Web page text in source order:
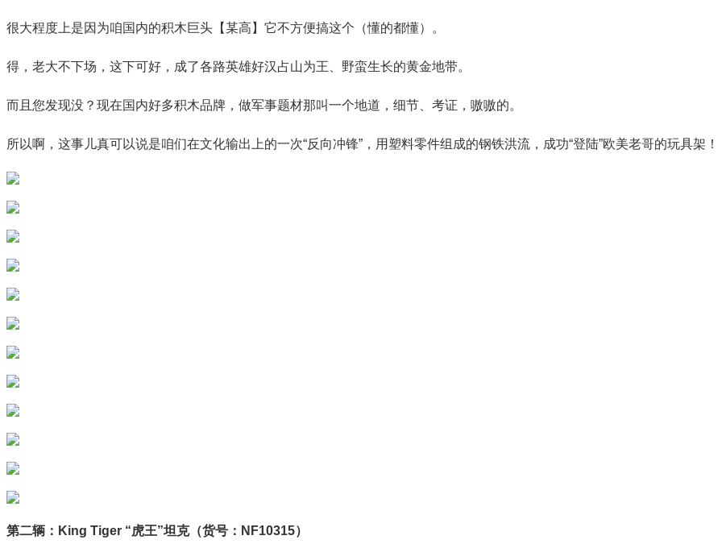
很大程度上是因为咱国内的积木巨头【某高】它不方便搞这个（懂的都懂）。
得，老大不下场，这下可好，成了各路英雄好汉占山为王、野蛮生长的黄金地带。
而且您发现没？现在国内好多积木品牌，做军事题材那叫一个地道，细节、考证，嗷嗷的。
所以啊，这事儿真可以说是咱们在文化输出上的一次“反向冲锋”，用塑料零件组成的钢铁洪流，成功“登陆”欧美老哥的玩具架！
第二辆：King Tiger “虎王”坦克（货号：NF10315）